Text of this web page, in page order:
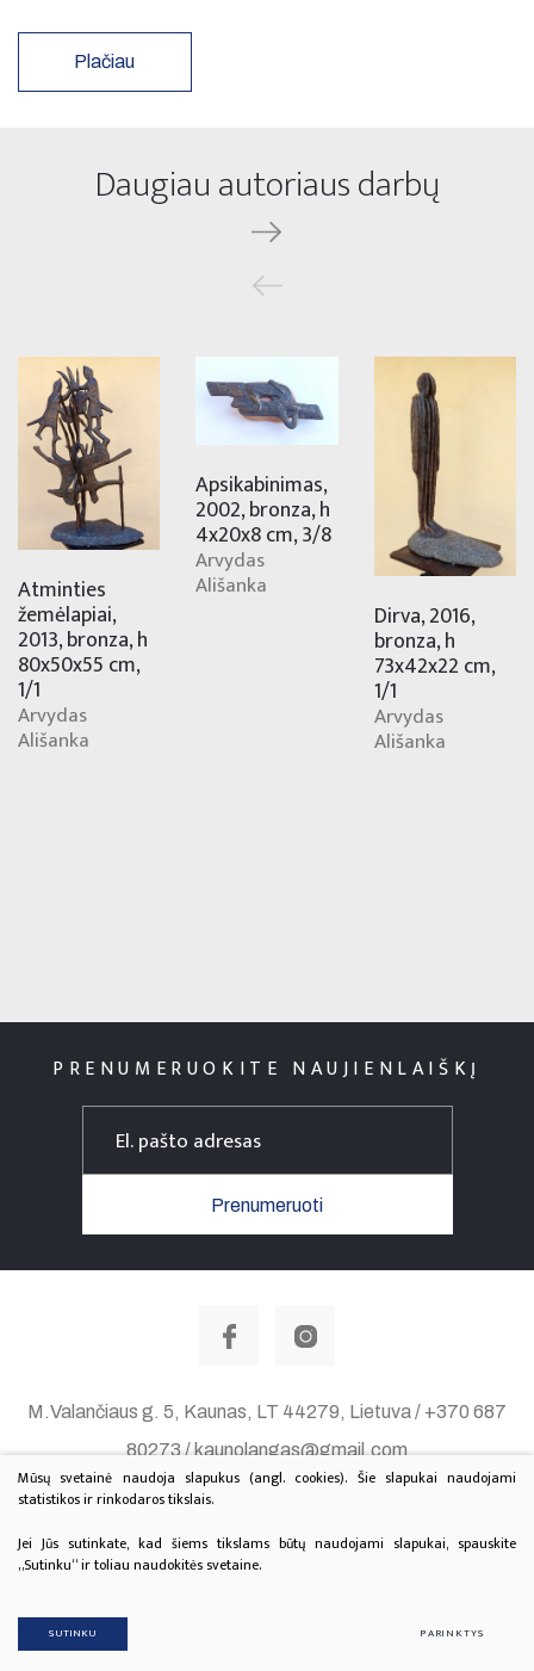
Plačiau
Daugiau autoriaus darbų
Atminties
žemėlapiai,
2013, bronza, h
80x50x55 cm,
1/1
Arvydas
Ališanka
Apsikabinimas,
2002, bronza, h
4x20x8 cm, 3/8
Arvydas
Ališanka
Dirva, 2016,
bronza, h
73x42x22 cm,
1/1
Arvydas
Ališanka
PRENUMERUOKITE NAUJIENLAIŠKĮ
Prenumeruoti
M.Valančiaus g. 5, Kaunas, LT 44279, Lietuva / +370 687
80273 / kaunolangas@gmail.com
Duomenų apsauga
Projektą finansuoja Lietuvos Kultūros Taryba.
Mūsų svetainė naudoja slapukus (angl. cookies). Šie slapukai naudojami
statistikos ir rinkodaros tikslais.
Jei Jūs sutinkate, kad šiems tikslams būtų naudojami slapukai, spauskite
„Sutinku“ ir toliau naudokitės svetaine.
SUTINKU PARINKTYS